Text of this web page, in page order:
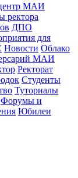
МАИ
ректора
ДПО
для
Новости Облако
МАИ
Ректорат
Студенты
Туториалы
Форумы и
Юбилеи